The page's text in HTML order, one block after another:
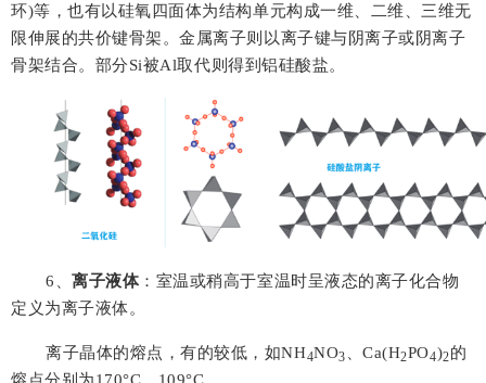
环)等，也有以硅氧四面体为结构单元构成一维、二维、三维无
限伸展的共价键骨架。金属离子则以离子键与阴离子或阴离子
骨架结合。部分Si被Al取代则得到铝硅酸盐。
6 、离子液体 ：室温或稍高于室温时呈液态的离子化合物
定义为离子液体。
离子晶体的熔点，有的较低，如NH4NO3 、Ca(H2PO4)2的
熔点分别为170°C 109°C